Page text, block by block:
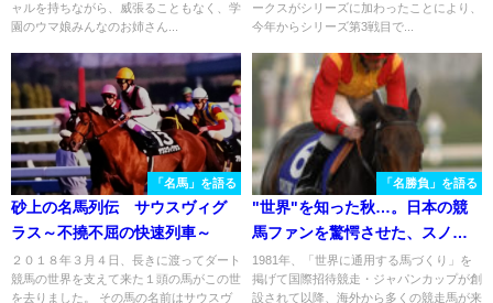
ャルを持ちながら、威張ることもなく、学
園のウマ娘みんなのお姉さん...
ークスがシリーズに加わったことにより、
今年からシリーズ第3戦目で...
「名馬」を語る
砂上の名馬列伝 サウスヴィグ
ラス～不撓不屈の快速列車～
２０１８年３月４日、長きに渡ってダート
競馬の世界を支えて来た１頭の馬がこの世
を去りました。 その馬の名前はサウスヴ
「名勝負」を語る
"世界"を知った秋…。日本の競
馬ファンを驚愕させた、スノー
フェアリーのエリザベス女王杯
を振り返る。
1981年、「世界に通用する馬づくり」を
掲げて国際招待競走・ジャパンカップが創
設されて以降、海外から多くの競走馬が来